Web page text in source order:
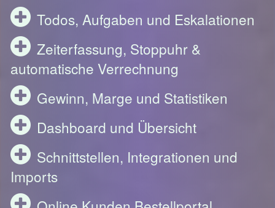
Todos, Aufgaben und Eskalationen
Zeiterfassung, Stoppuhr &
automatische Verrechnung
Gewinn, Marge und Statistiken
Dashboard und Übersicht
Schnittstellen, Integrationen und
Imports